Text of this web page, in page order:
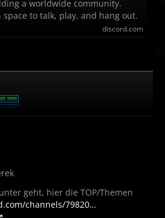
a worldwide community.
space to talk, play, and hang out.
discord.com
geht, hier die TOP/Themen
channels/79820…